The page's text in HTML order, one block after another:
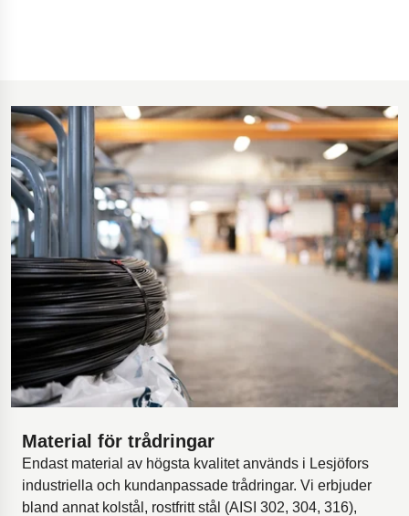
Material för trådringar
Endast material av högsta kvalitet används i Lesjöfors
industriella och kundanpassade trådringar. Vi erbjuder
bland annat kolstål, rostfritt stål (AISI 302, 304, 316),